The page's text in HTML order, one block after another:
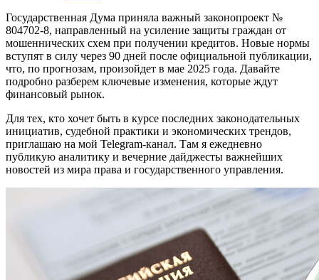
Государственная Дума приняла важный законопроект №
804702-8, направленный на усиление защиты граждан от
мошеннических схем при получении кредитов. Новые нормы
вступят в силу через 90 дней после официальной публикации,
что, по прогнозам, произойдет в мае 2025 года. Давайте
подробно разберем ключевые изменения, которые ждут
финансовый рынок.
Для тех, кто хочет быть в курсе последних законодательных
инициатив, судебной практики и экономических трендов,
приглашаю на мой Telegram-канал. Там я ежедневно
публикую аналитику и вечерние дайджесты важнейших
новостей из мира права и государственного управления.